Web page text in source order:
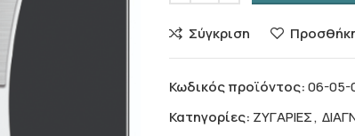
Σύγκριση
Κωδικός προϊόντος:06-05-
Κατηγορίες: ΖΥΓΑΡΙΕΣ,